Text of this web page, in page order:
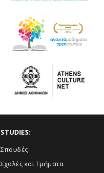
STUDIES:
Σπουδές
Σχολές και Τμήματα